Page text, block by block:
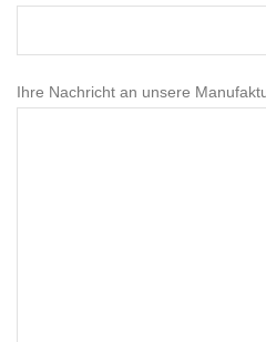
Ihre Nachricht an unsere